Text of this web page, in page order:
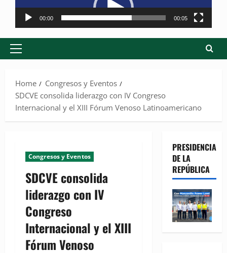
de
vídeo
00:00 00:05
Primary
Home
Congresos y Eventos
SDCVE consolida liderazgo con IV Congreso
Internacional y el XIII Fórum Venoso Latinoamericano
Congresos y Eventos
SDCVE consolida
liderazgo con IV
Congreso
Internacional y el XIII
Fórum Venoso
PRESIDENCIA
DE LA
REPÚBLICA